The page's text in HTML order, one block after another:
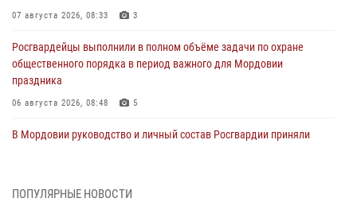
07 августа 2026, 08:33 3
Росгвардейцы выполнили в полном объёме задачи по охране
общественного порядка в период важного для Мордовии
праздника
06 августа 2026, 08:48 5
В Мордовии руководство и личный состав Росгвардии приняли
06 августа 2026, 08:14 9
ПОПУЛЯРНЫЕ НОВОСТИ